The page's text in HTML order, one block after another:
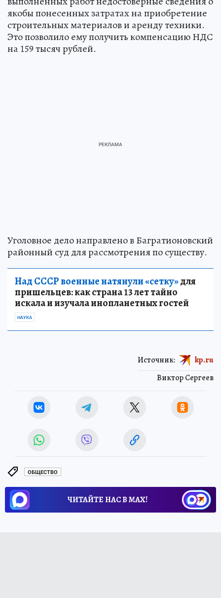
якобы понесенных затратах на приобретение
строительных материалов и аренду техники.
Это позволило ему получить компенсацию НДС
на 159 тысяч рублей.
Уголовное дело направлено в Багратионовский
районный суд для рассмотрения по существу.
Над СССР военные натянули «сетку»для
пришельцев: как страна 13 лет тайно
искала и изучала инопланетных гостей
НАУКА
Виктор Сергеев
Источник: kp.ru
ОБЩЕСТВО
ЧИТАЙТЕ НАС В МАХ!